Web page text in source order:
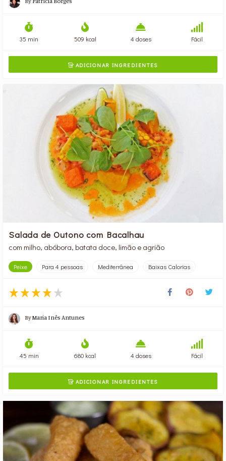
35 min 509 kcal 4 doses Fácil
ADICIONAR INGREDIENTES
Salada de Outono com Bacalhau
com milho, abóbora, batata doce, limão e agrião
Peixe Para 4 pessoas Mediterrânea Baixas Calorias
ByMaria Inês Antunes
45 min 680 kcal 4 doses Fácil
ADICIONAR INGREDIENTES